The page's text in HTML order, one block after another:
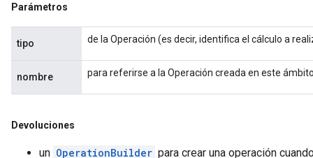
Parámetros
tipo de la Operación (es decir, identifica el cálculo a
nombre para referirse a la Operación creada en este
Devoluciones
un OperationBuilder para crear una operación